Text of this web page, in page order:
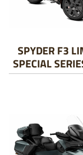
SPYDER F3
SPECIAL